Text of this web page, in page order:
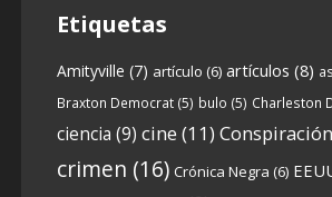
6 0 View
Crónicas de
5 years ago
Etiquetas
Amityville (7) artículo (6) artículos (8)
Braxton Democrat(5) bulo (5) Charleston
ciencia (9) cine (11) Conspiración
crimen (16) Crónica Negra (6)